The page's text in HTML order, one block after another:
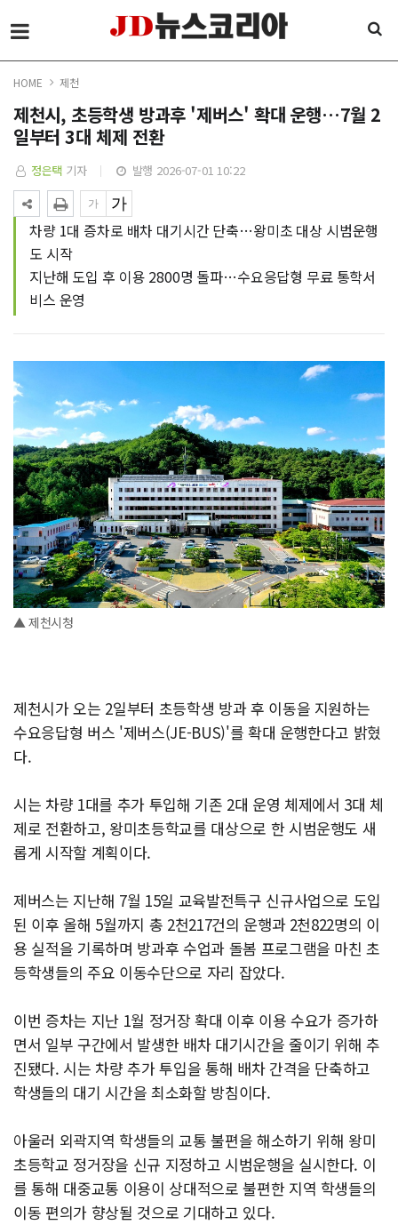
HOME 제천
제천시, 초등학생 방과후 '제버스' 확대 운행…7월 2
일부터 3대 체제 전환
정은택 기자 발행 2026-07-01 10:22
차량 1대 증차로 배차 대기시간 단축…왕미초 대상 시범운행
도 시작
지난해 도입 후 이용 2800명 돌파…수요응답형 무료 통학서
비스 운영
▲ 제천시청
제천시가 오는 2일부터 초등학생 방과 후 이동을 지원하는
수요응답형 버스 '제버스(JE-BUS)'를 확대 운행한다고 밝혔
다.
시는 차량 1대를 추가 투입해 기존 2대 운영 체제에서 3대 체
제로 전환하고, 왕미초등학교를 대상으로 한 시범운행도 새
롭게 시작할 계획이다.
제버스는 지난해 7월 15일 교육발전특구 신규사업으로 도입
된 이후 올해 5월까지 총 2천217건의 운행과 2천822명의 이
용 실적을 기록하며 방과후 수업과 돌봄 프로그램을 마친 초
등학생들의 주요 이동수단으로 자리 잡았다.
이번 증차는 지난 1월 정거장 확대 이후 이용 수요가 증가하
면서 일부 구간에서 발생한 배차 대기시간을 줄이기 위해 추
진됐다. 시는 차량 추가 투입을 통해 배차 간격을 단축하고
학생들의 대기 시간을 최소화할 방침이다.
아울러 외곽지역 학생들의 교통 불편을 해소하기 위해 왕미
초등학교 정거장을 신규 지정하고 시범운행을 실시한다. 이
를 통해 대중교통 이용이 상대적으로 불편한 지역 학생들의
이동 편의가 향상될 것으로 기대하고 있다.